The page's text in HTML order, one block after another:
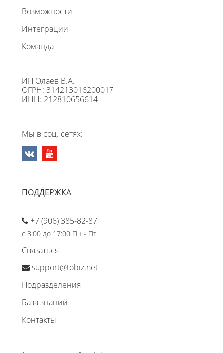
Возможности
Интеграции
Команда
ИП Олаев В.А.
ОГРН: 314213016200017
ИНН: 212810656614
Мы в соц. сетях:
ПОДДЕРЖКА
+7 (906) 385-82-87
с 8:00 до 17:00 Пн - Пт
Связаться
support@tobiz.net
Подразделения
База знаний
Контакты